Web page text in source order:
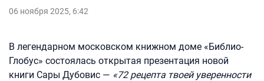
06 ноября 2025, 6:42
В легендарном московском книжном доме «Библио-
Глобус» состоялась открытая презентация новой
книги Сары Дубовис — «72 рецепта твоей уверенности